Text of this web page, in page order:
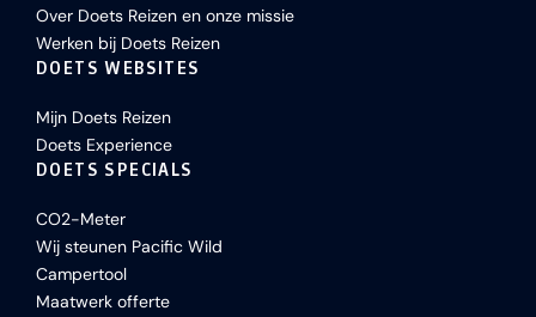
Over Doets Reizen en onze missie
Werken bij Doets Reizen
DOETS WEBSITES
Mijn Doets Reizen
Doets Experience
DOETS SPECIALS
CO2-Meter
Wij steunen Pacific Wild
Campertool
Maatwerk offerte